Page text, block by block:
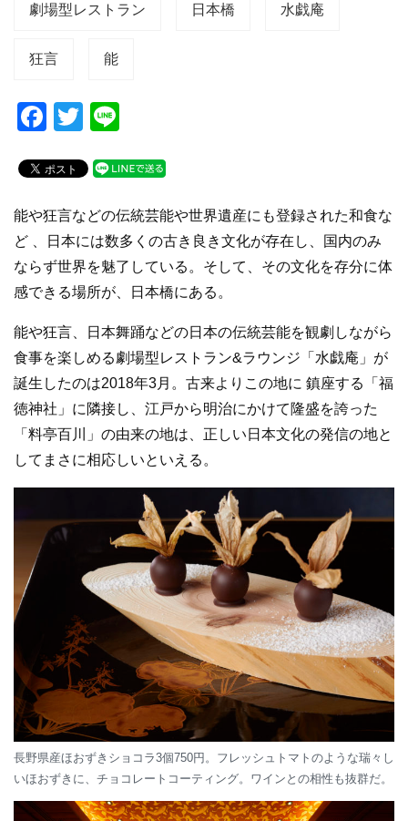
劇場型レストラン 日本橋 水戯庵
狂言 能
F
c
e
b
o
o
k
T
tt
er
e
能や狂言などの伝統芸能や世界遺産にも登録された和食な
ど 、日本には数多くの古き良き文化が存在し、国内のみ
ならず世界を魅了している。そして、その文化を存分に体
感できる場所が、日本橋にある。
能や狂言、日本舞踊などの日本の伝統芸能を観劇しながら
食事を楽しめる劇場型レストラン&ラウンジ「水戯庵」が
誕生したのは2018年3月。古来よりこの地に 鎮座する「福
徳神社」に隣接し、江戸から明治にかけて隆盛を誇った
「料亭百川」の由来の地は、正しい日本文化の発信の地と
してまさに相応しいといえる。
長野県産ほおずきショコラ3個750円。フレッシュトマトのような瑞々し
いほおずきに、チョコレートコーティング。ワインとの相性も抜群だ。